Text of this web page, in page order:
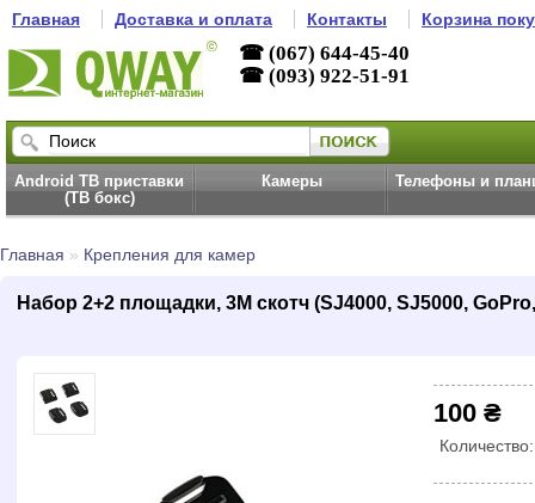
Главная Доставка и оплата Контакты Корзина
☎ (067) 644-45-40
☎ (093) 922-51-91
Android ТВ приставки
(ТВ бокс)
Камеры Телефоны и
Главная » Крепления для камер
Набор 2+2 площадки, 3M скотч (SJ4000, SJ5000,
100 ₴